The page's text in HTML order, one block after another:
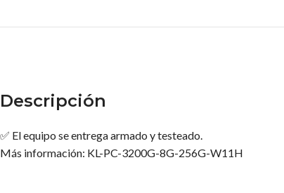
Descripción
✅ El equipo se entrega armado y testeado.
Más información: KL-PC-3200G-8G-256G-W11H